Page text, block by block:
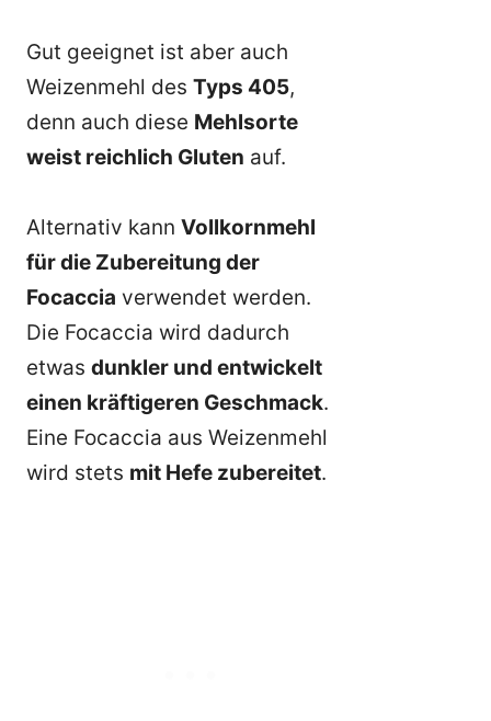
Gut geeignet ist aber auch
Weizenmehl des Typs 405,
denn auch diese Mehlsorte
weist reichlich Gluten auf.
Alternativ kann Vollkornmehl
für die Zubereitung der
Focaccia verwendet werden.
Die Focaccia wird dadurch
etwas dunkler und entwickelt
einen kräftigeren Geschmack.
Eine Focaccia aus Weizenmehl
wird stets mit Hefe zubereitet.